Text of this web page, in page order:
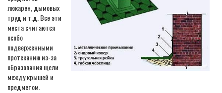
люкарен, дымовых
труд и т.д. Все эти
места считаются
особо
подверженными
протеканию из-за
образования щели
между крышей и
предметом.